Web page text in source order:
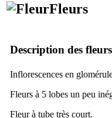
Fleurs
Description des fleurs
Inflorescences en
Fleurs à 5 lobes un peu
Fleur à tube très court.